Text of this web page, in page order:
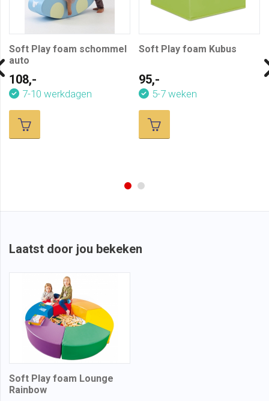
Soft Play foam schommel
auto
108,-
7-10 werkdagen
Soft Play foam Kubus
95,-
5-7 weken
Laatst door jou bekeken
Soft Play foam Lounge
Rainbow